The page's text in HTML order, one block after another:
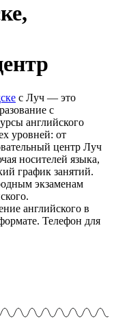
с Луч — это
с
английского
уровней: от
центр Луч
носителей языка,
график занятий.
экзаменам
английского в
Телефон для